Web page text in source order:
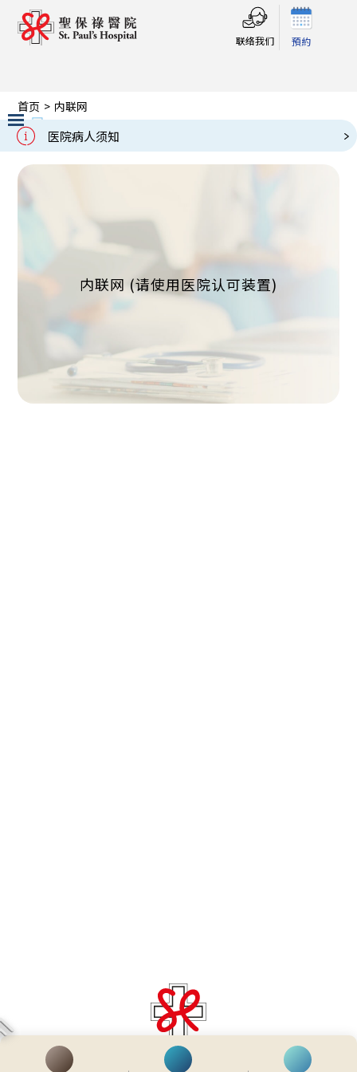
联络我们 預約
医院病人须知
Slide 2 of 3.
首页 > 内联网
内联网
内联网 (请使用医院认可装置)
齊服務 展關懷